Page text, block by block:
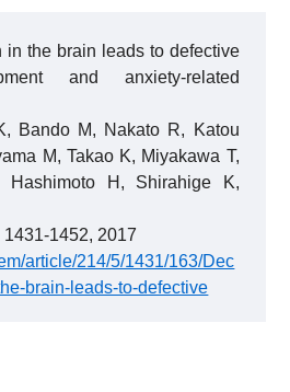
in the brain leads to defective
and anxiety-related
Bando M, Nakato R, Katou
M, Takao K, Miyakawa T,
Hashimoto H, Shirahige K,
1431-1452, 2017
article/214/5/1431/163/Dec
brain-leads-to-defective